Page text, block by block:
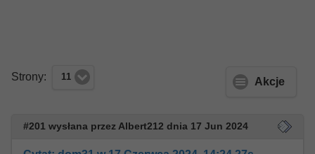
Strony: 11 Akcje
#201 wysłana przez Albert212 dnia 17 Jun 2024